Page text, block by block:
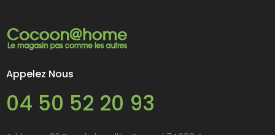
Appelez Nous
04 50 52 20 93